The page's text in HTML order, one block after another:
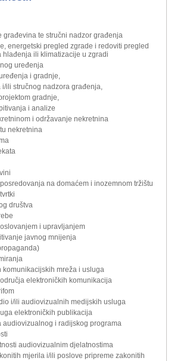
te stručni nadzor građenja
energetski pregled zgrade i redoviti pregled
hlađenja ili klimatizacije u zgradi
uređenja
i gradnje,
ili stručnog nadzora građenja,
gradnje,
i analize
i održavanje nekretnina
nekretnina
na domaćem i inozemnom tržištu
društva
i upravljanjem
javnog mnijenja
mreža i usluga
elektroničkih komunikacija
i/ili audiovizualnih medijskih usluga
elektroničkih publikacija
i radijskog programa
audiovizualnim djelatnostima
mjerila i/ili poslove pripreme zakonitih